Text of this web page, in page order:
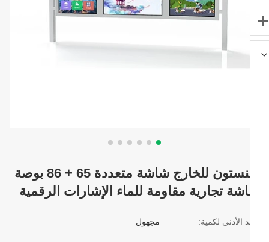
كينستون للخارج شاشة متعددة 65 + 86 بوصة
تجارية مقاومة للماء الإشارات الرقمية
الأدنى لكمية: مجهول